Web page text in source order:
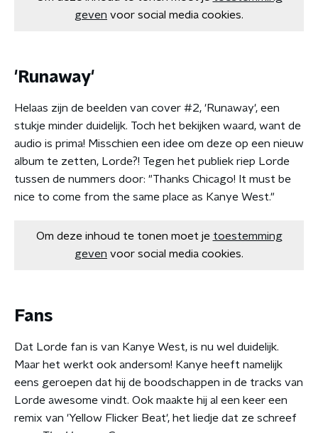
geven voor social media cookies.
'Runaway'
Helaas zijn de beelden van cover #2, 'Runaway', een
stukje minder duidelijk. Toch het bekijken waard, want de
audio is prima! Misschien een idee om deze op een nieuw
album te zetten, Lorde?! Tegen het publiek riep Lorde
tussen de nummers door: "Thanks Chicago! It must be
nice to come from the same place as Kanye West."
Om deze inhoud te tonen moet je toestemming
geven voor social media cookies.
Fans
Dat Lorde fan is van Kanye West, is nu wel duidelijk.
Maar het werkt ook andersom! Kanye heeft namelijk
eens geroepen dat hij de boodschappen in de tracks van
Lorde awesome vindt. Ook maakte hij al een keer een
remix van 'Yellow Flicker Beat', het liedje dat ze schreef